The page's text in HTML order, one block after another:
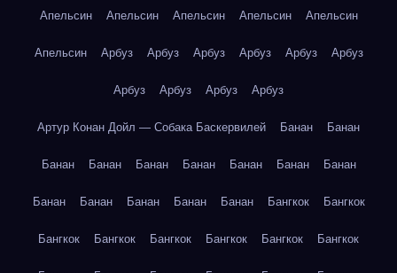
Апельсин Апельсин Апельсин Апельсин Апельсин
Апельсин Арбуз Арбуз Арбуз Арбуз Арбуз Арбуз
Арбуз Арбуз Арбуз Арбуз
Артур Конан Дойл — Собака Баскервилей Банан Банан
Банан Банан Банан Банан Банан Банан Банан
Банан Банан Банан Банан Банан Бангкок Бангкок
Бангкок Бангкок Бангкок Бангкок Бангкок Бангкок